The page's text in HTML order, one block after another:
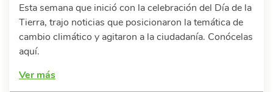
Esta semana que inició con la celebración del Día de la
Tierra, trajo noticias que posicionaron la temática de
cambio climático y agitaron a la ciudadanía. Conócelas
aquí.
Ver más